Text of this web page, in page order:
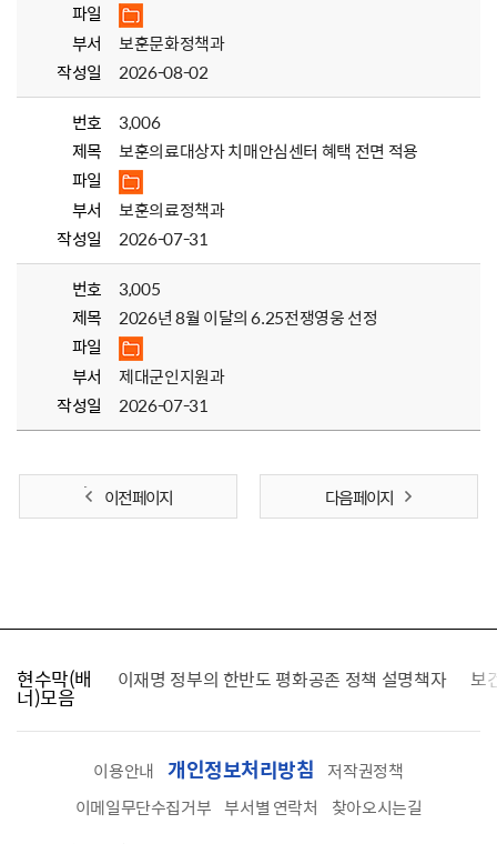
파일
부서
보훈문화정책과
작성일
2026-08-02
번호
3,006
제목
보훈의료대상자 치매안심센터 혜택 전면 적용
파일
부서
보훈의료정책과
작성일
2026-07-31
번호
3,005
제목
2026년 8월 이달의 6.25전쟁영웅 선정
파일
부서
제대군인지원과
작성일
2026-07-31
이전 페이지 다음 페이지
현수막(배
너)모음
찾습니다 이재명 정부의 한반도 평화공존 정책 설명책자 보
이용안내 개인정보처리방침
저작권정책
이메일무단수집거부 부서별 연락처
찾아오시는길